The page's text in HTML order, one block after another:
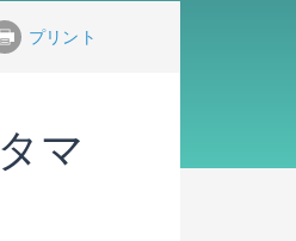
プリント
マ